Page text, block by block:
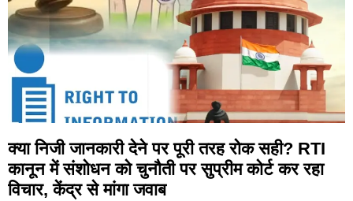
क्या निजी जानकारी देने पर पूरी तरह रोक सही? RTI
कानून में संशोधन को चुनौती पर सुप्रीम कोर्ट कर रहा
विचार, केंद्र से मांगा जवाब